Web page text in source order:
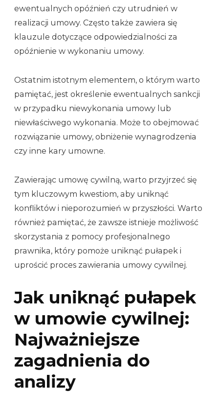
ewentualnych opóźnień czy utrudnień w
realizacji umowy. Często także zawiera się
klauzule dotyczące odpowiedzialności za
opóźnienie w wykonaniu umowy.
Ostatnim istotnym elementem, o którym warto
pamiętać, jest określenie ewentualnych sankcji
w przypadku niewykonania umowy lub
niewłaściwego wykonania. Może to obejmować
rozwiązanie umowy, obniżenie wynagrodzenia
czy inne kary umowne.
Zawierając umowę cywilną, warto przyjrzeć się
tym kluczowym kwestiom, aby uniknąć
konfliktów i nieporozumień w przyszłości. Warto
również pamiętać, że zawsze istnieje możliwość
skorzystania z pomocy profesjonalnego
prawnika, który pomoże uniknąć pułapek i
uprościć proces zawierania umowy cywilnej.
Jak uniknąć pułapek
w umowie cywilnej:
Najważniejsze
zagadnienia do
analizy